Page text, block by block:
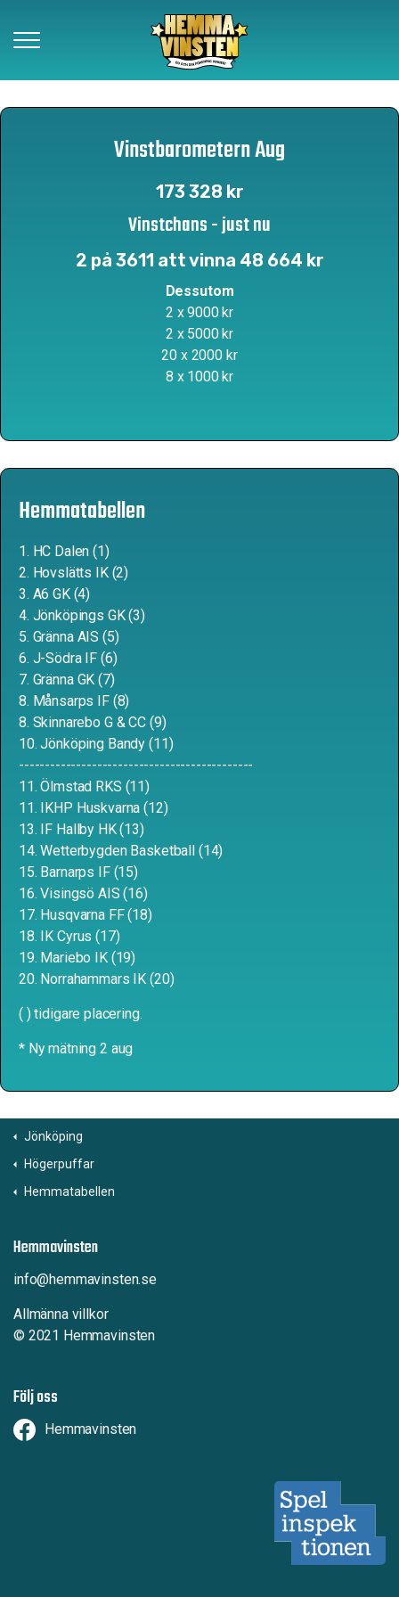
Vinnare
Beställ lotter
Vinstbarometern Aug
173 328 kr
Vinstchans - just nu
2 på 3611 att vinna 48 664 kr
Dessutom
2 x 9000 kr
2 x 5000 kr
20 x 2000 kr
8 x 1000 kr
Hemmatabellen
1. HC Dalen (1)
2. Hovslätts IK (2)
3. A6 GK (4)
4. Jönköpings GK (3)
5. Gränna AIS (5)
6. J-Södra IF (6)
7. Gränna GK (7)
8. Månsarps IF (8)
8. Skinnarebo G & CC (9)
10. Jönköping Bandy (11)
---------------------------------------------
11. Ölmstad RKS (11)
11. IKHP Huskvarna (12)
13. IF Hallby HK (13)
14. Wetterbygden Basketball (14)
15. Barnarps IF (15)
16. Visingsö AIS (16)
17. Husqvarna FF (18)
18. IK Cyrus (17)
19. Mariebo IK (19)
20. Norrahammars IK (20)
( ) tidigare placering.
* Ny mätning 2 aug
Jönköping
Högerpuffar
Hemmatabellen
Hemmavinsten
info@hemmavinsten.se
Allmänna villkor
© 2021 Hemmavinsten
Följ oss
Hemmavinsten